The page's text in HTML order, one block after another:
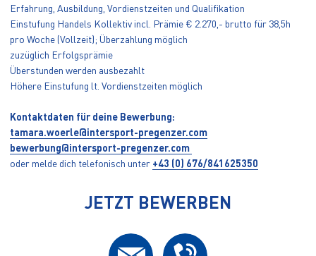
Erfahrung, Ausbildung, Vordienstzeiten und Qualifikation
Einstufung Handels Kollektiv incl. Prämie € 2.270,- brutto für 38,5h
pro Woche (Vollzeit); Überzahlung möglich
zuzüglich Erfolgsprämie
Überstunden werden ausbezahlt
Höhere Einstufung lt. Vordienstzeiten möglich
Kontaktdaten für deine Bewerbung:
tamara.woerle@intersport-pregenzer.com
bewerbung@intersport-pregenzer.com
oder melde dich telefonisch unter +43 (0) 676/841625350
JETZT BEWERBEN